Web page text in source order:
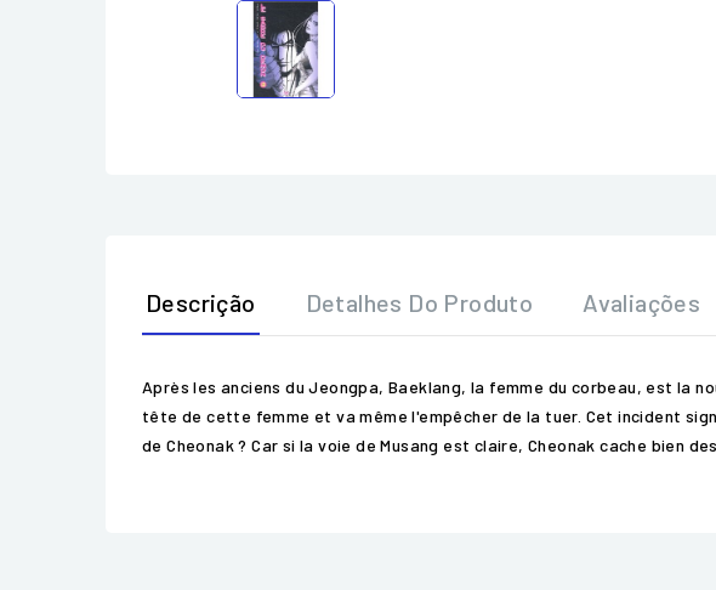
Descrição Detalhes Do Produto Avaliações
Après les anciens du Jeongpa, Baeklang, la femme du corbeau, est la
tête de cette femme et va même l'empêcher de la tuer. Cet incident
de Cheonak ? Car si la voie de Musang est claire, Cheonak cache bien